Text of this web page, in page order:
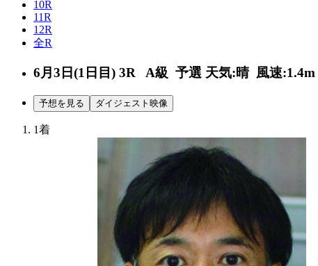
10R
11R
12R
全R
6月3日(1日目) 3R A級 予選 天気:晴 風速:1.4m
予想を見る ダイジェスト映像
1着